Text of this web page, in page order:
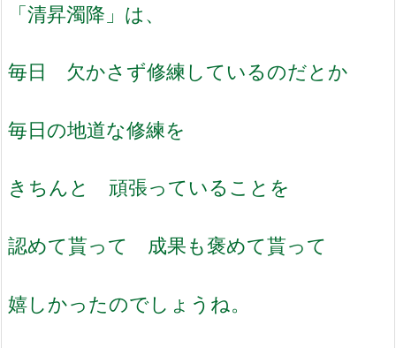
「清昇濁降」は、
毎日 欠かさず修練しているのだとか
毎日の地道な修練を
きちんと 頑張っていることを
認めて貰って 成果も褒めて貰って
嬉しかったのでしょうね。